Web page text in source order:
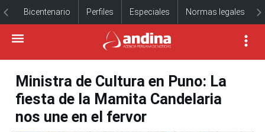
Bicentenario Perfiles Especiales Normas legales
Ministra de Cultura en Puno: La
fiesta de la Mamita Candelaria
nos une en el fervor